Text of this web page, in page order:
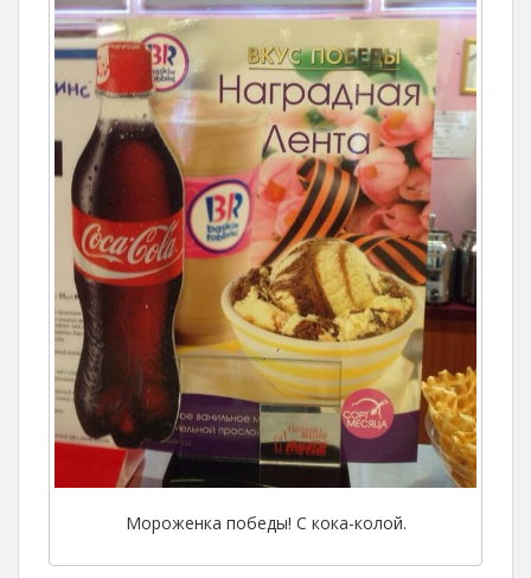
Мороженка победы! С кока-колой.